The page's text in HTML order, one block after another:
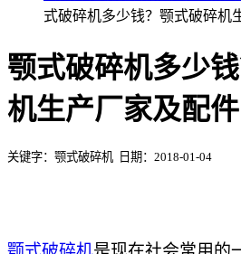
式破碎机多少钱？颚式破碎机
颚式破碎机多少
机生产厂家及配件
关键字：颚式破碎机 日期：2018-01-04